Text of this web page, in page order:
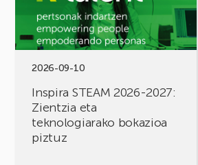
2026-09-10
Inspira STEAM 2026-2027:
Zientzia eta
teknologiarako bokazioa
piztuz
Zientzia
eta
teknologiarako
bokazioa